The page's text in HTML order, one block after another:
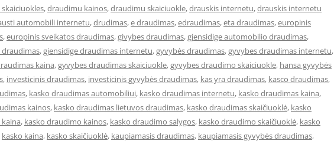
,draudimu kainos,draudimu skaiciuokle,drauskis internetu,drauskis internetu
automobili internetu,drudimas,e draudimas,edraudimas,eta draudimas,europinis
,europinis sveikatos draudimas,givybes draudimas,gjensidige automobilio draudimas,
draudimas,gjensidige draudimas internetu,gyvybės draudimas,gyvybes draudimas internetu,
kaina,gyvybes draudimas skaiciuokle,gyvybes draudimo skaiciuokle, hansa gyvybės
, investicinis draudimas, investicinis gyvybės draudimas, kas yra draudimas, kasco draudimas,
, kasko draudimas automobiliui, kasko draudimas internetu, kasko draudimas kaina,
kainos, kasko draudimas lietuvos draudimas, kasko draudimas skaičiuoklė, kasko
, kasko draudimo kainos, kasko draudimo salygos, kasko draudimo skaičiuoklė, kasko
kasko kaina, kasko skaičiuoklė, kaupiamasis draudimas, kaupiamasis gyvybės draudimas,